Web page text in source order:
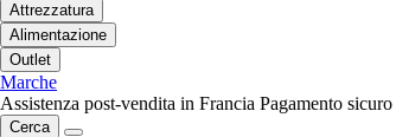
Attrezzatura
Alimentazione
Outlet
Marche
Assistenza post-vendita in Francia Pagamento sicuro
Cerca